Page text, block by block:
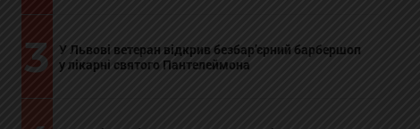
3
У Львові ветеран відкрив безбар’єрний барбершоп
у лікарні святого Пантелеймона